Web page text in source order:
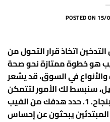
POSTED ON 15/
اتخاذ قرار التحول من
هو خطوة ممتازة نحو صحة
في السوق، قد يشعر
سنبسط لك الأمور لتتمكن
من اختيار أول جهاز فيب لك بنجاح. 1. حدد هدفك من الفيب